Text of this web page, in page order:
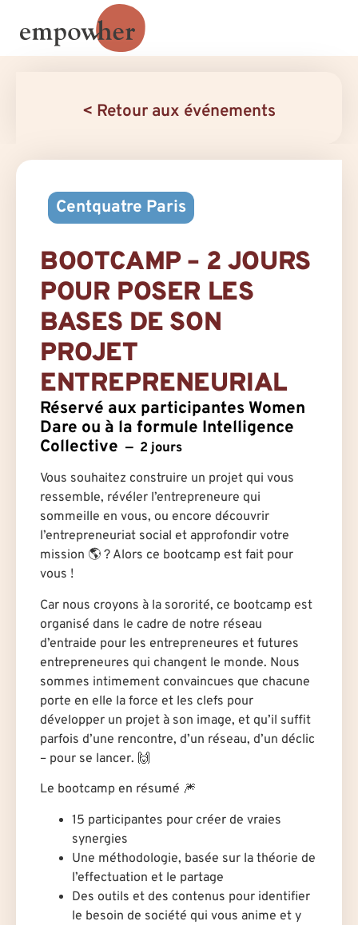
< Retour aux événements
Centquatre Paris
BOOTCAMP – 2 JOURS
POUR POSER LES
BASES DE SON
PROJET
ENTREPRENEURIAL
Réservé aux participantes Women
Dare ou à la formule Intelligence
Collective
2 jours
Vous souhaitez construire un projet qui vous
ressemble, révéler l’entrepreneure qui
sommeille en vous, ou encore découvrir
l’entrepreneuriat social et approfondir votre
mission 🌎 ? Alors ce bootcamp est fait pour
vous !
Car nous croyons à la sororité, ce bootcamp est
organisé dans le cadre de notre réseau
d’entraide pour les entrepreneures et futures
entrepreneures qui changent le monde. Nous
sommes intimement convaincues que chacune
porte en elle la force et les clefs pour
développer un projet à son image, et qu’il suffit
parfois d’une rencontre, d’un réseau, d’un déclic
– pour se lancer. 🙌
Le bootcamp en résumé 🎆
15 participantes pour créer de vraies
synergies
Une méthodologie, basée sur la théorie de
l’effectuation et le partage
Des outils et des contenus pour identifier
le besoin de société qui vous anime et y